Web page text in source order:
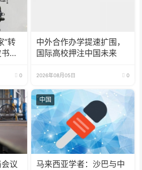
”转
》
0
中外合作办学提速扩围，
国际高校押注中国未来
2026年08月05日 0
会议
中国
马来西亚学者：沙巴与中